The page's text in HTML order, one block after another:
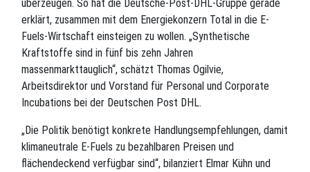
überzeugen. So hat die Deutsche-Post-DHL-Gruppe gerade
erklärt, zusammen mit dem Energiekonzern Total in die E-
Fuels-Wirtschaft einsteigen zu wollen. „Synthetische
Kraftstoffe sind in fünf bis zehn Jahren
massenmarkttauglich“, schätzt Thomas Ogilvie,
Arbeitsdirektor und Vorstand für Personal und Corporate
Incubations bei der Deutschen Post DHL.
„Die Politik benötigt konkrete Handlungsempfehlungen, damit
klimaneutrale E-Fuels zu bezahlbaren Preisen und
flächendeckend verfügbar sind“, bilanziert Elmar Kühn und